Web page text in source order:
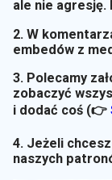
ale nie
2. W
embedów z
3. Polecamy
zobaczyć
i dodać coś (👉
4. Jeżeli
naszych